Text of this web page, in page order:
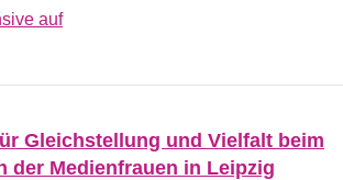
auf
Gleichstellung und Vielfalt beim
der Medienfrauen in Leipzig